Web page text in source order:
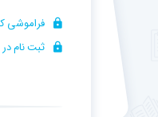
فراموشی
ثبت نام